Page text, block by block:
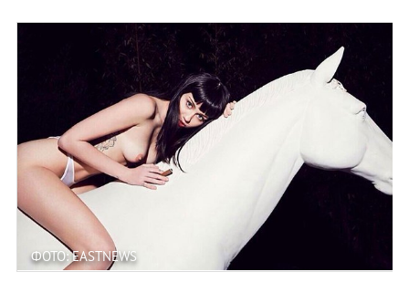
ФОТО: EASTNEWS